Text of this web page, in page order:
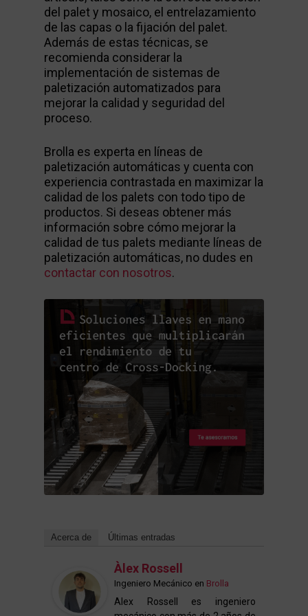
del palet y mosaico, el entrelazamiento
de las capas o la fijación del palet.
Además de estas técnicas, se
recomienda considerar la
implementación de sistemas de
paletización automatizados para
mejorar la calidad y seguridad del
proceso.
Brolla es experta en líneas de
paletización automáticas y cuenta con
experiencia contrastada en maximizar la
calidad de los palets con todo tipo de
productos. Si deseas obtener más
información sobre cómo mejorar la
calidad de tus palets mediante líneas de
paletización automáticas, no dudes en
contactar con nosotros.
Acerca de Últimas entradas
Àlex Rossell
Ingeniero Mecánico en Brolla
Alex Rossell es ingeniero